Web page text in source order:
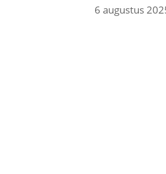
6 augustus